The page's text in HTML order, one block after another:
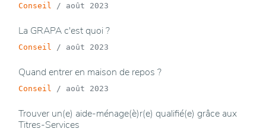
Conseil / août 2023
La GRAPA c'est quoi ?
Conseil / août 2023
Quand entrer en maison de repos ?
Conseil / août 2023
Trouver un(e) aide-ménage(è)r(e) qualifié(e) grâce aux
Titres-Services